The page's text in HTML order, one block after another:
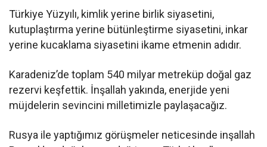
Türkiye Yüzyılı, kimlik yerine birlik siyasetini,
kutuplaştırma yerine bütünleştirme siyasetini, inkar
yerine kucaklama siyasetini ikame etmenin adıdır.
Karadeniz’de toplam 540 milyar metreküp doğal gaz
rezervi keşfettik. İnşallah yakında, enerjide yeni
müjdelerin sevincini milletimizle paylaşacağız.
Rusya ile yaptığımız görüşmeler neticesinde inşallah